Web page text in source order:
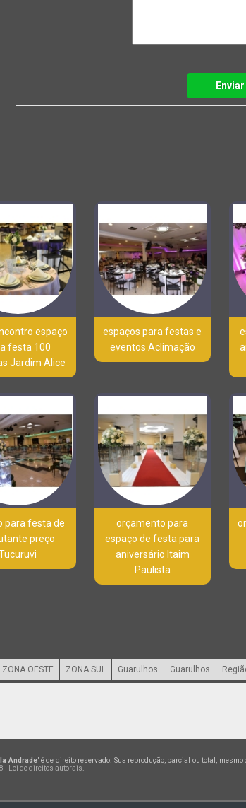
espaço
festa 100
Jardim Alice
espaços para festas e
eventos Aclimação
para festa de
preço
orçamento para
espaço de festa para
aniversário Itaim
Paulista
ZONA OESTE ZONA SUL Guarulhos Guarulhos
Andrade" é de direito reservado. Sua reprodução, parcial ou total,
- Lei de direitos autorais